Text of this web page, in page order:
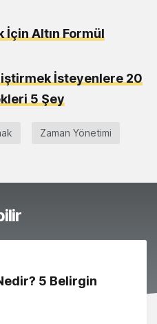
İçin Altın Formül
İsteyenlere 20
5 Şey
Zaman Yönetimi
5 Belirgin